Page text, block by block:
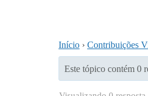
Início › Contribuições
Este tópico contém 0